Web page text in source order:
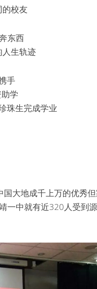
校友
东西
生轨迹
手
学
珠生完成学业
大地成千上万的优秀
一中就有近320人受到